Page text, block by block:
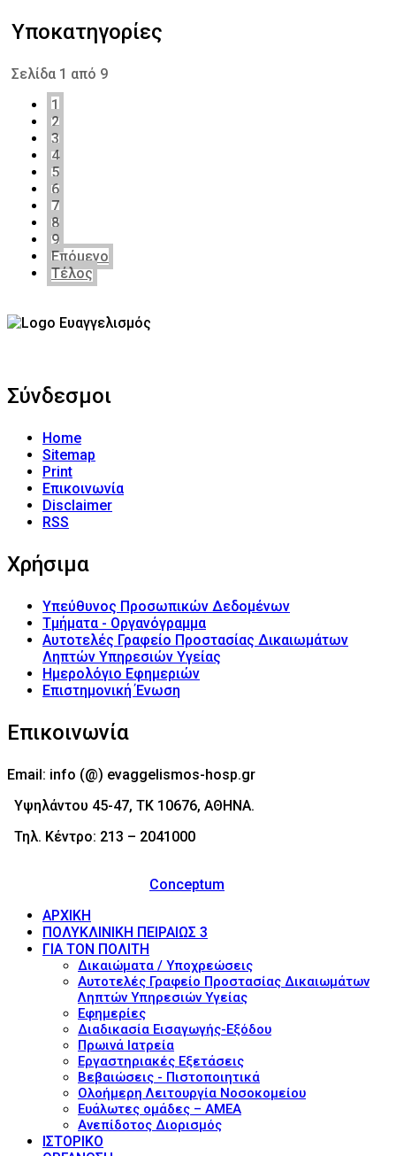
Υποκατηγορίες
Σελίδα 1 από 9
1
2
3
4
5
6
7
8
9
Επόμενο
Τέλος
Σύνδεσμοι
Home
Sitemap
Print
Επικοινωνία
Disclaimer
RSS
Χρήσιμα
Υπεύθυνος Προσωπικών Δεδομένων
Τμήματα - Οργανόγραμμα
Αυτοτελές Γραφείο Προστασίας Δικαιωμάτων
Ληπτών Υπηρεσιών Υγείας
Ημερολόγιο Εφημεριών
Επιστημονική Ένωση
Επικοινωνία
Email: info (@) evaggelismos-hosp.gr
Υψηλάντου 45-47, ΤΚ 10676, ΑΘΗΝΑ.
Τηλ. Κέντρο: 213 – 2041000
Conceptum
ΑΡΧΙΚΗ
ΠΟΛΥΚΛΙΝΙΚΗ ΠΕΙΡΑΙΩΣ 3
ΓΙΑ ΤΟΝ ΠΟΛΙΤΗ
Δικαιώματα / Υποχρεώσεις
Αυτοτελές Γραφείο Προστασίας Δικαιωμάτων
Ληπτών Υπηρεσιών Υγείας
Εφημερίες
Διαδικασία Εισαγωγής-Εξόδου
Πρωινά Ιατρεία
Εργαστηριακές Εξετάσεις
Βεβαιώσεις - Πιστοποιητικά
Ολοήμερη Λειτουργία Νοσοκομείου
Ευάλωτες ομάδες – ΑΜΕΑ
Ανεπίδοτος Διορισμός
ΙΣΤΟΡΙΚΟ